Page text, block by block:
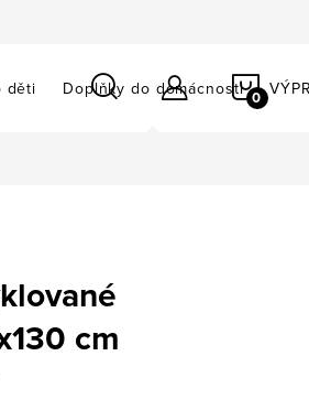
děti Doplňky do domácnosti
cm